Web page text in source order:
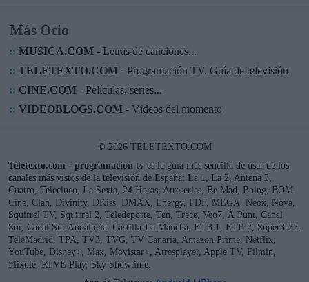
Más Ocio
:: MUSICA.COM- Letras de canciones...
:: TELETEXTO.COM- Programación TV. Guía de televisión
:: CINE.COM- Películas, series...
:: VIDEOBLOGS.COM- Vídeos del momento
© 2026 TELETEXTO.COM
Teletexto.com - programacion tv es la guía más sencilla de usar de los
canales más vistos de la televisión de España: La 1, La 2, Antena 3,
Cuatro, Telecinco, La Sexta, 24 Horas, Atreseries, Be Mad, Boing, BOM
Cine, Clan, Divinity, DKiss, DMAX, Energy, FDF, MEGA, Neox, Nova,
Squirrel TV, Squirrel 2, Teledeporte, Ten, Trece, Veo7, À Punt, Canal
Sur, Canal Sur Andalucía, Castilla-La Mancha, ETB 1, ETB 2, Super3-33,
TeleMadrid, TPA, TV3, TVG, TV Canaria, Amazon Prime, Netflix,
YouTube, Disney+, Max, Movistar+, Atresplayer, Apple TV, Filmin,
Flixole, RTVE Play, Sky Showtime.